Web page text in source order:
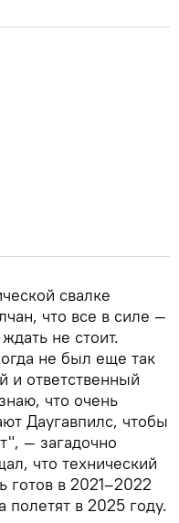
свалке
что все в силе —
не стоит.
не был еще так
и ответственный
что очень
Даугавпилс, чтобы
— загадочно
что технический
готов в 2021–2022
полетят в 2025 году.